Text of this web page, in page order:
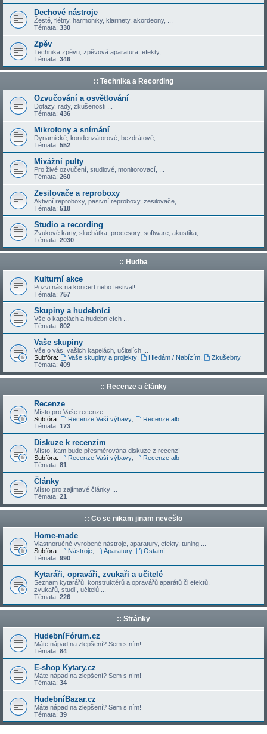
Dechové nástroje
Žestě, flétny, harmoniky, klarinety, akordeony, ...
Témata: 330
Zpěv
Technika zpěvu, zpěvová aparatura, efekty, ...
Témata: 346
:: Technika a Recording
Ozvučování a osvětlování
Dotazy, rady, zkušenosti ...
Témata: 436
Mikrofony a snímání
Dynamické, kondenzátorové, bezdrátové, ...
Témata: 552
Mixážní pulty
Pro živé ozvučení, studiové, monitorovací, ...
Témata: 260
Zesilovače a reproboxy
Aktivní reproboxy, pasivní reproboxy, zesilovače, ...
Témata: 518
Studio a recording
Zvukové karty, sluchátka, procesory, software, akustika, ...
Témata: 2030
:: Hudba
Kulturní akce
Pozvi nás na koncert nebo festival!
Témata: 757
Skupiny a hudebníci
Vše o kapelách a hudebnících ...
Témata: 802
Vaše skupiny
Vše o vás, vašich kapelách, učitelích ...
Subfóra:
Vaše skupiny a projekty, Hledám / Nabízím,
Zkušebny
Témata: 409
:: Recenze a články
Recenze
Místo pro Vaše recenze ...
Subfóra:
Recenze Vaší výbavy,
Recenze alb
Témata: 173
Diskuze k recenzím
Místo, kam bude přesměrována diskuze z recenzí
Subfóra:
Recenze Vaší výbavy,
Recenze alb
Témata: 81
Články
Místo pro zajímavé články ...
Témata: 21
:: Co se nikam jinam nevešlo
Home-made
Vlastnoručně vyrobené nástroje, aparatury, efekty, tuning ...
Subfóra:
Nástroje, Aparatury,
Ostatní
Témata: 990
Kytaráři, opraváři, zvukaři a učitelé
Seznam kytarářů, konstruktérů a opravářů aparátů či efektů,
zvukařů, studií, učitelů ...
Témata: 226
:: Stránky
HudebníFórum.cz
Máte nápad na zlepšení? Sem s ním!
Témata: 84
E-shop Kytary.cz
Máte nápad na zlepšení? Sem s ním!
Témata: 34
HudebníBazar.cz
Máte nápad na zlepšení? Sem s ním!
Témata: 39